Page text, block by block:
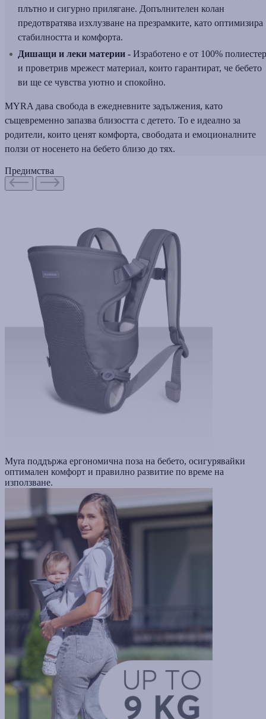
плътно и сигурно прилягане. Допълнителен колан
предотвратява изхлузване на презрамките, като оптимизира
стабилността и комфорта.
Дишащи и леки материи - Изработено е от 100% полиестер
и проветрив мрежест материал, които гарантират, че бебето
ви ще се чувства уютно и спокойно.
MYRA дава свобода в ежедневните задължения, като
същевременно запазва близостта с детето. То е идеално за
родители, които ценят комфорта, свободата и емоционалните
ползи от носенето на бебето близо до тях.
Предимства
Myra поддържа ергономична поза на бебето, осигурявайки
оптимален комфорт и правилно развитие по време на
използване.